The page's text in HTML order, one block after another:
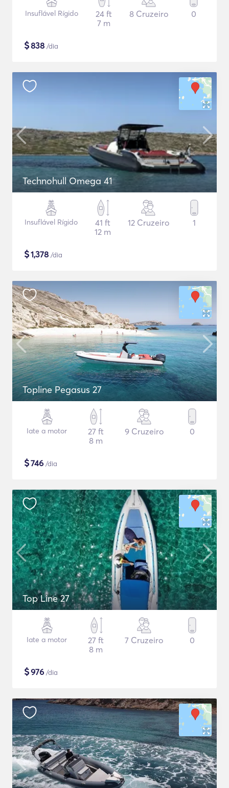
Insuflável Rígido
24 ft
7 m
8 Cruzeiro 0
$838 /dia
Technohull Omega 41
Insuflável Rígido
41 ft
12 m
12 Cruzeiro 1
$1,378 /dia
Topline Pegasus 27
Iate a motor
27 ft
8 m
9 Cruzeiro 0
$746 /dia
Top Line 27
Iate a motor
27 ft
8 m
7 Cruzeiro 0
$976 /dia